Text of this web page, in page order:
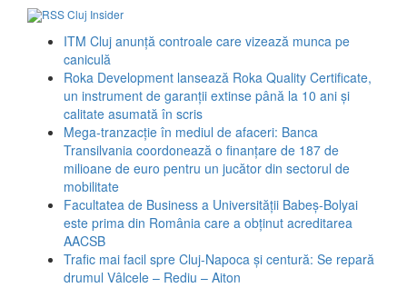
Cluj Insider
ITM Cluj anunță controale care vizează munca pe
caniculă
Roka Development lansează Roka Quality Certificate,
un instrument de garanții extinse până la 10 ani și
calitate asumată în scris
Mega-tranzacție în mediul de afaceri: Banca
Transilvania coordonează o finanțare de 187 de
milioane de euro pentru un jucător din sectorul de
mobilitate
Facultatea de Business a Universității Babeș-Bolyai
este prima din România care a obținut acreditarea
AACSB
Trafic mai facil spre Cluj-Napoca și centură: Se repară
drumul Vâlcele – Rediu – Aiton